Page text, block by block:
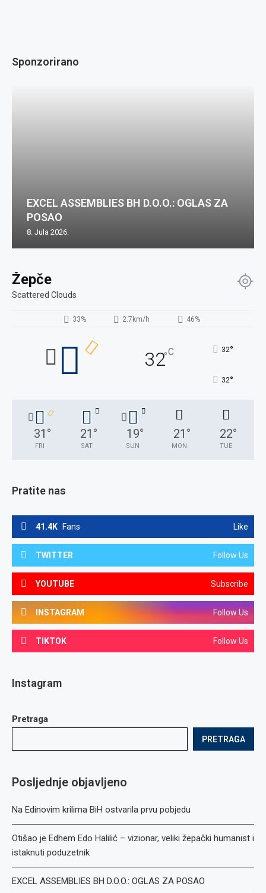
Žepče
Scattered Clouds
33% 2.7km/h 46%
32°C 32°
32°
31 °
FRI
21 °
SAT
19°
SUN
21 °
MON
22°
TUE
Pratite nas
41.4K Fans Like
TWITTER Follow Us
YOUTUBE Subscribe
INSTAGRAM Follow Us
TIKTOK Follow Us
Instagram
Pretraga
PRETRAGA
Posljednje objavljeno
Na Edinovim krilima BiH ostvarila prvu pobjedu
Otišao je Edhem Edo Halilić – vizionar, veliki žepački humanist i
istaknuti poduzetnik
EXCEL ASSEMBLIES BH D.O.O.: OGLAS ZA POSAO
Sponzorirano
EXCEL ASSEMBLIES BH D.O.O.: OGLAS ZA
POSAO
8. Jula 2026.